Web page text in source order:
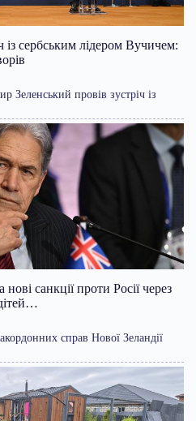
із сербським лідером Вучичем:
Зеленський провів зустріч із
санкції проти Росії через
справ Нової Зеландії